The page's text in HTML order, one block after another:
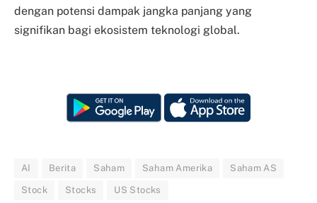
dengan potensi dampak jangka panjang yang
signifikan bagi ekosistem teknologi global.
AI Berita Saham Saham Amerika Saham AS
Stock Stocks US Stocks